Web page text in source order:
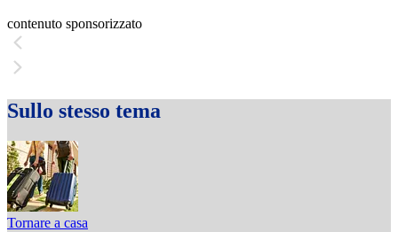
contenuto sponsorizzato
Sullo stesso tema
Tornare a casa